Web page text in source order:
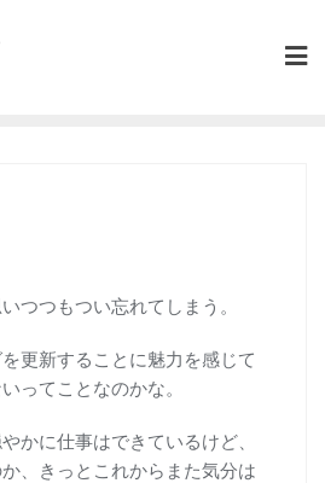
つつもつい忘れてしまう。
更新することに魅力を感じて
ってことなのかな。
かに仕事はできているけど、
、きっとこれからまた気分は